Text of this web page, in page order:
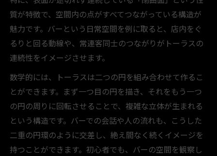
バー空間をトーラス的に捉える新しい視点
トーラスの構造でバーを想像すると広がる
世界
バーがトーラスになることで見える可能性
バーをトーラスに見立てることで得られる
気づき
トーラス概念を実感する暮らしのヒント
バーの日常でトーラス概念を感じるコツ
トーラス的発想をバーで活かす暮らしの工
質が特徴で、空間内の点がすべてつながっている構造が
魅力です。バーという日常空間を例に取ると、店内をぐ
るりと回る動線や、常連客同士のつながりがトーラスの
連続性をイメージさせます。
数学的には、トーラスは二つの円を組み合わせて作るこ
とができます。まず一つ目の円を描き、それをもう一つ
の円の周りに回転させることで、複雑な立体が生まれる
という構造です。バーでの会話や人の流れも、こうした
二重の円環のように交差し、絶え間なく続くイメージを
持つことができます。初心者でも、バーの空間を観察し